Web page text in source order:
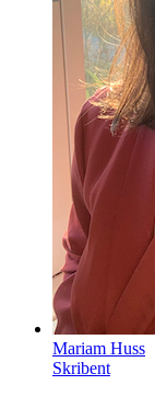
Mariam Huss
Skribent